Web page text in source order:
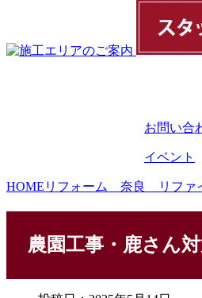
お問い合
イベント
HOME リフォーム 奈良 リファ
農園工事・鹿さん対